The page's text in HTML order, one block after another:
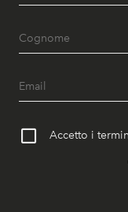
Accetto i